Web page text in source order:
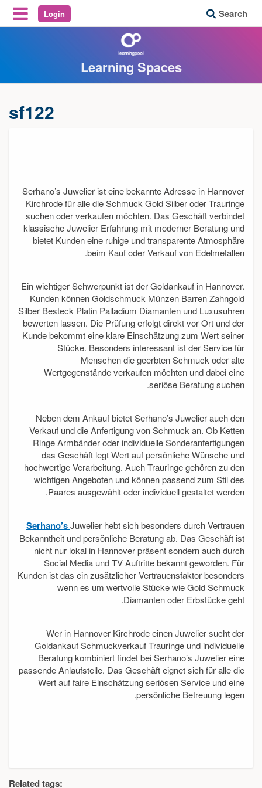
Reveal Off-Canvas Navigation
Login Search
Learning Spaces
sf122
Serhano’s Juwelier ist eine bekannte Adresse in Hannover
Kirchrode für alle die Schmuck Gold Silber oder Trauringe
suchen oder verkaufen möchten. Das Geschäft verbindet
klassische Juwelier Erfahrung mit moderner Beratung und
bietet Kunden eine ruhige und transparente Atmosphäre
beim Kauf oder Verkauf von Edelmetallen.
Ein wichtiger Schwerpunkt ist der Goldankauf in Hannover.
Kunden können Goldschmuck Münzen Barren Zahngold
Silber Besteck Platin Palladium Diamanten und Luxusuhren
bewerten lassen. Die Prüfung erfolgt direkt vor Ort und der
Kunde bekommt eine klare Einschätzung zum Wert seiner
Stücke. Besonders interessant ist der Service für
Menschen die geerbten Schmuck oder alte
Wertgegenstände verkaufen möchten und dabei eine
seriöse Beratung suchen.
Neben dem Ankauf bietet Serhano’s Juwelier auch den
Verkauf und die Anfertigung von Schmuck an. Ob Ketten
Ringe Armbänder oder individuelle Sonderanfertigungen
das Geschäft legt Wert auf persönliche Wünsche und
hochwertige Verarbeitung. Auch Trauringe gehören zu den
wichtigen Angeboten und können passend zum Stil des
Paares ausgewählt oder individuell gestaltet werden.
Serhano’sJuwelier hebt sich besonders durch Vertrauen
Bekanntheit und persönliche Beratung ab. Das Geschäft ist
nicht nur lokal in Hannover präsent sondern auch durch
Social Media und TV Auftritte bekannt geworden. Für
Kunden ist das ein zusätzlicher Vertrauensfaktor besonders
wenn es um wertvolle Stücke wie Gold Schmuck
Diamanten oder Erbstücke geht.
Wer in Hannover Kirchrode einen Juwelier sucht der
Goldankauf Schmuckverkauf Trauringe und individuelle
Beratung kombiniert findet bei Serhano’s Juwelier eine
passende Anlaufstelle. Das Geschäft eignet sich für alle die
Wert auf faire Einschätzung seriösen Service und eine
persönliche Betreuung legen.
Related tags: